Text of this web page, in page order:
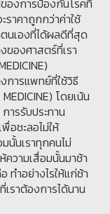
องการป้องกันโรคที่
ราคาถูกกว่าค่าใช้
นเองที่ได้ผลดีที่สุด
ของศาสตร์ที่เรา
MEDICINE)
ารแพทย์ที่ใช้วิธี
โดยเน้น
ารรับประทาน
อชะลอไม่ให้
นั้นเราทุกคนไม่
ความเสื่อมนั้นมาช้า
ำอย่างไรให้แก่ช้า
เราต้องการได้นาน